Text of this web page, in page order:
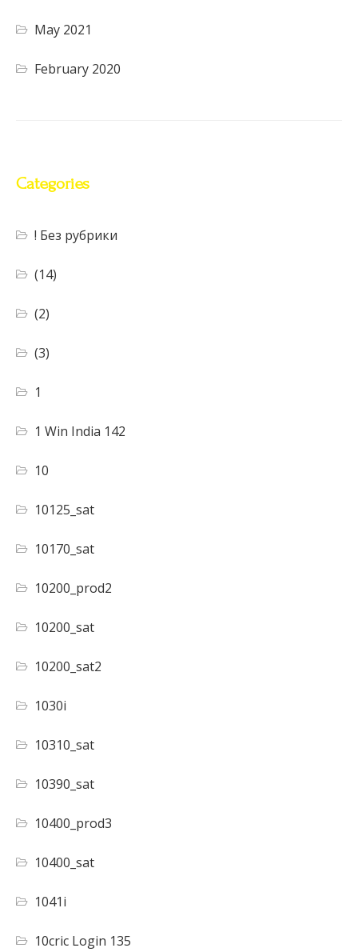
May 2021
February 2020
Categories
! Без рубрики
(14)
(2)
(3)
1
1 Win India 142
10
10125_sat
10170_sat
10200_prod2
10200_sat
10200_sat2
1030i
10310_sat
10390_sat
10400_prod3
10400_sat
1041i
10cric Login 135